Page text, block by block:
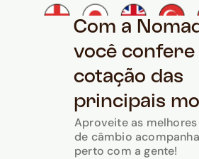
Com a
você confere
cotação das
principais
Aproveite as
de câmbio
perto com a gente!